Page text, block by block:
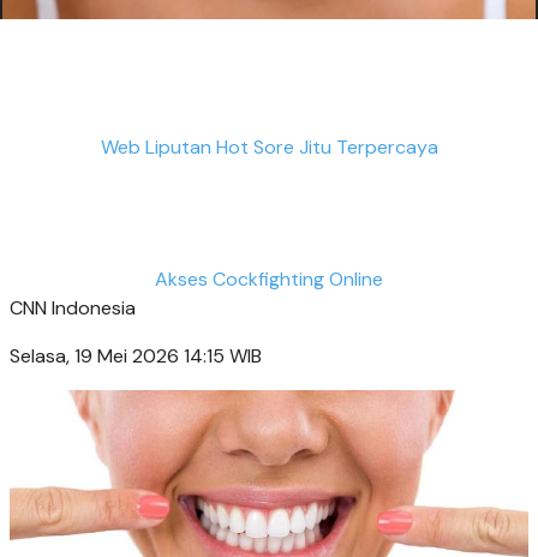
Web Liputan Hot Sore Jitu Terpercaya
Akses Cockfighting Online
CNN Indonesia
Selasa, 19 Mei 2026 14:15 WIB